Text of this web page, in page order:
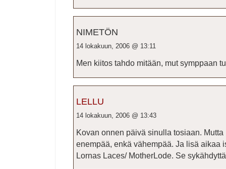
NIMETÖN
14 lokakuun, 2006 @ 13:11
Men kiitos tahdo mitään, mut symppaan
LELLU
14 lokakuun, 2006 @ 13:43
Kovan onnen päivä sinulla tosiaan.
enempää, enkä vähempää. Ja lisä aikaa
Lornas Laces/ MotherLode. Se